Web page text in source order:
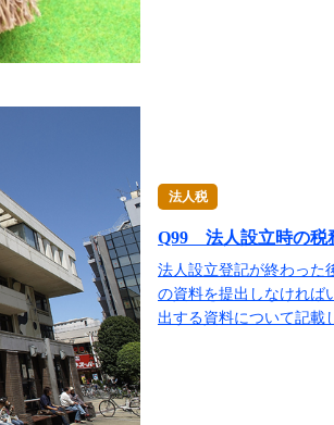
法人税
Q99 法人設立時の税
法人設立登記が終わった
の資料を提出しなければ
出する資料について記載